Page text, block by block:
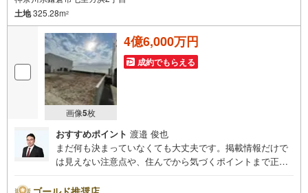
土地325.28m2
画像5枚
4億6,000万円
成約でもらえる
おすすめポイント 渡邉 俊也
まだ何も決まっていなくても大丈夫です。掲載情報だけで
は見えない注意点や、住んでから気づくポイントまで正直
とも包み隠さずお伝えし、「納得して選ぶ」ためのサポー